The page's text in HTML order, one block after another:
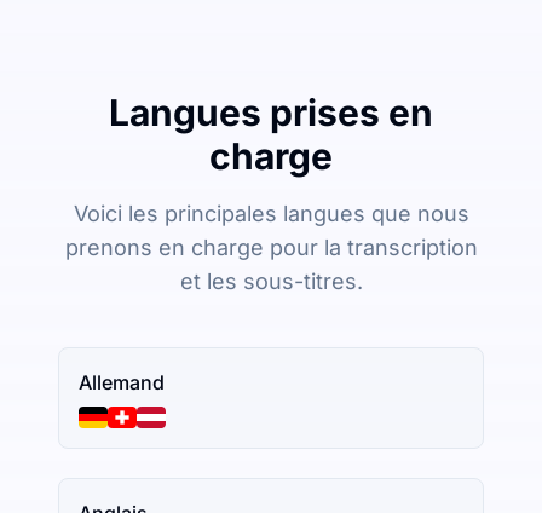
Langues prises en
charge
Voici les principales langues que nous
prenons en charge pour la transcription
et les sous-titres.
Allemand